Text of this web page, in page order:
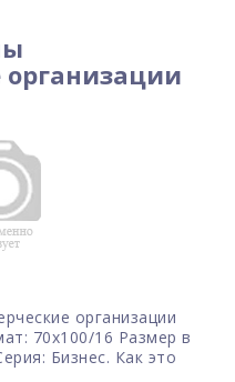
организации
70x100/16 Размер в
Бизнес. Как это